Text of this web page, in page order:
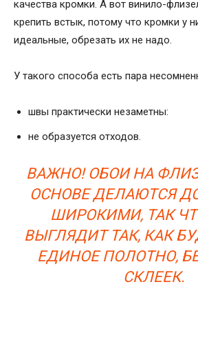
качества кромки. А вот винило-
крепить встык, потому что кромки у
идеальные, обрезать их не надо.
У такого способа есть пара
швы практически незаметны:
не образуется отходов.
ВАЖНО! ОБОИ НА
ОСНОВЕ ДЕЛАЮТСЯ
ШИРОКИМИ, ТАК
ВЫГЛЯДИТ ТАК, КАК
ЕДИНОЕ ПОЛОТНО,
СКЛЕЕК.